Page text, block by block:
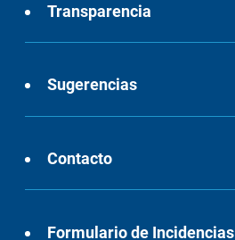
Transparencia
Sugerencias
Contacto
Formulario de Incidencias